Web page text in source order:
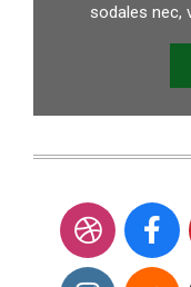
sodales nec,